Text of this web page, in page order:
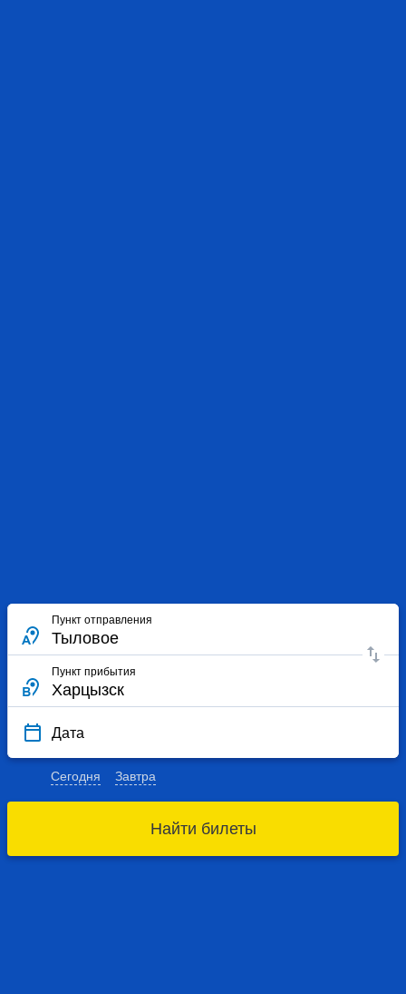
Пункт отправления
Пункт прибытия
Дата
Сегодня Завтра
Найти билеты